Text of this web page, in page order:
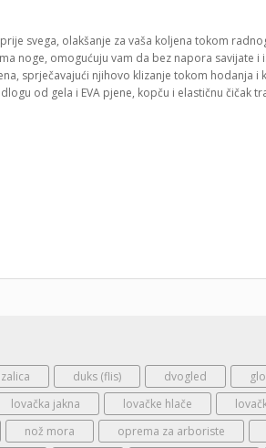
svega, olakšanje za vaša koljena tokom
noge, omogućuju vam da bez napora savijate i
sprječavajući njihovo klizanje tokom hodanja i
od gela i EVA pjene, kopču i elastičnu čičak
duks (flis) dvogled
lovačka jakna lovačke hlače
nož mora oprema za arboriste